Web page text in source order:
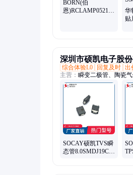
BORN(伯
恩)RCLAMP0521P-
华
贴
深圳市硕凯电子股
综合体验L0
回复及时 出
主营： 瞬变二极管、陶瓷
SOCAY硕凯TVS瞬
态管8.0SMDJ19CA